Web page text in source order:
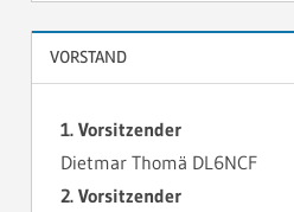
VORSTAND
1. Vorsitzender
Dietmar Thomä DL6NCF
2. Vorsitzender